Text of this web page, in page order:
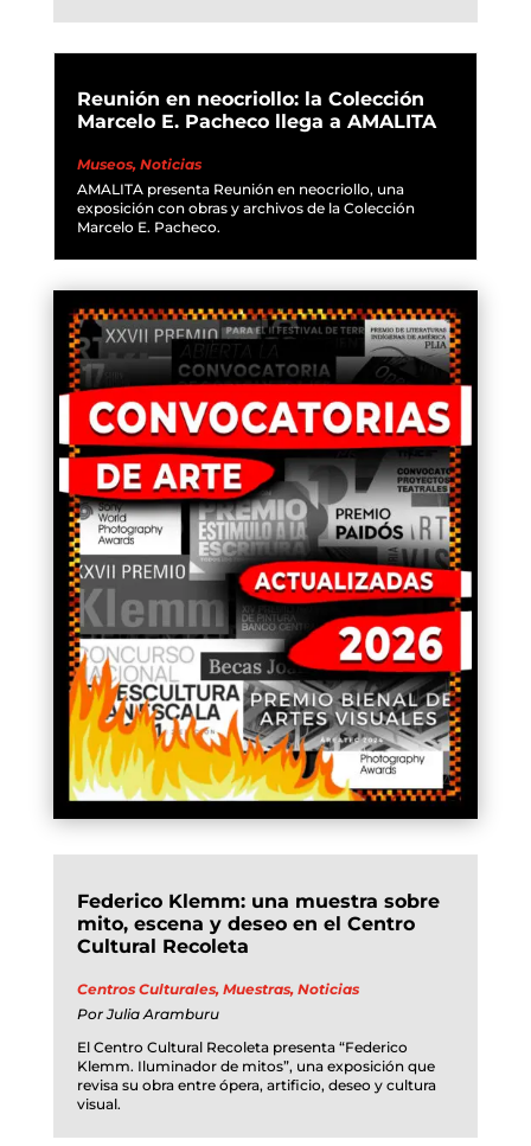
Reunión en neocriollo: la Colección
Marcelo E. Pacheco llega a AMALITA
Museos, Noticias
AMALITA presenta Reunión en neocriollo, una
exposición con obras y archivos de la Colección
Marcelo E. Pacheco.
Federico Klemm: una muestra sobre
mito, escena y deseo en el Centro
Cultural Recoleta
Centros Culturales, Muestras, Noticias
PorJulia Aramburu
El Centro Cultural Recoleta presenta “Federico
Klemm. Iluminador de mitos”, una exposición que
revisa su obra entre ópera, artificio, deseo y cultura
visual.